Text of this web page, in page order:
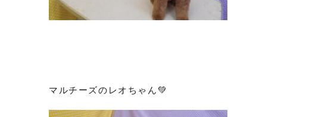
マルチーズのレオちゃん💚